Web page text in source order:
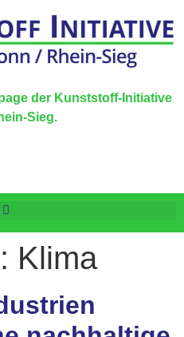
der Kunststoff-Initiative
Sieg.
Klima